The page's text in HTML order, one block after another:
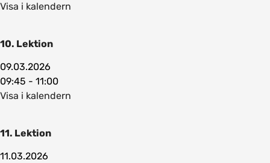
Visa i kalendern
10. Lektion
09.03.2026
09:45 - 11:00
Visa i kalendern
11. Lektion
11.03.2026